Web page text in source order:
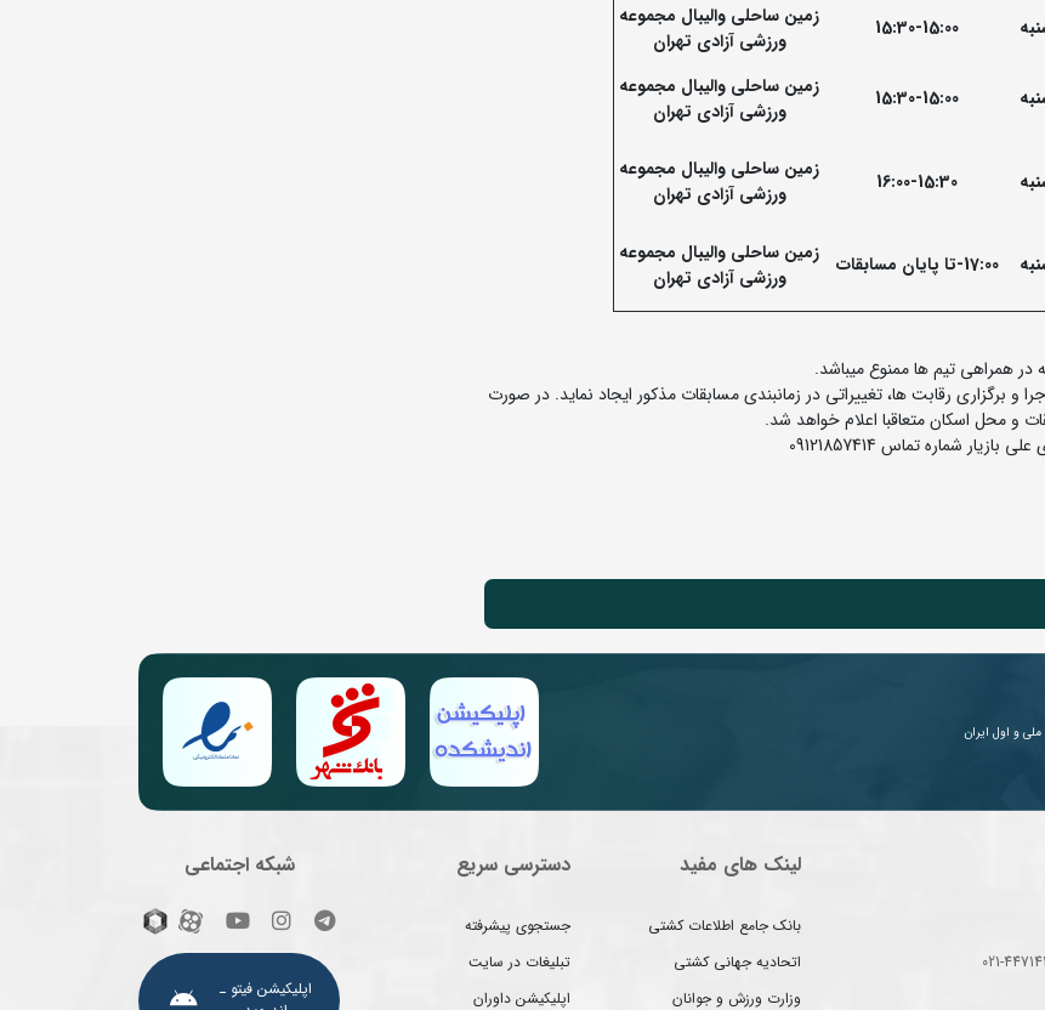
15:30-15:00
زمین ساحلی والیبال مجموعه
ورزشی آزادی تهران
15:30-15:00
زمین ساحلی والیبال مجموعه
ورزشی آزادی تهران
16:00-15:30
زمین ساحلی والیبال مجموعه
ورزشی آزادی تهران
17:00-تا پایان مسابقات
زمین ساحلی والیبال مجموعه
ورزشی آزادی تهران
در همراهی تیم ها ممنوع میباشد.
و برگزاری رقابت ها، تغییراتی در زمانبندی مسابقات مذکور ایجاد نماید. در صورت
و محل اسکان متعاقبا اعلام خواهد شد.
شماره تماس 09121857414
و اول ایران
لینک های مفید
بانک جامع اطلاعات کشتی
اتحادیه جهانی کشتی
وزارت ورزش و جوانان
دسترسی سریع
جستجوی پیشرفته
تبلیغات در سایت
اپلیکیشن داوران
شبکه اجتماعی
اپلیکیشن فیتو ـ